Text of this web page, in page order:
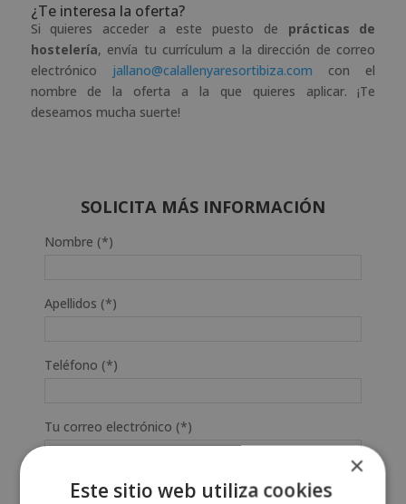
¿Te interesa la oferta?
Si quieres acceder a este puesto de prácticas de
hostelería, envía tu currículum a la dirección de correo
electrónico jallano@calallenyaresortibiza.com con el
nombre de la oferta a la que quieres aplicar. ¡Te
deseamos mucha suerte!
SOLICITA MÁS INFORMACIÓN
Nombre (*)
Apellidos (*)
Teléfono (*)
Tu correo electrónico (*)
Indícanos en qué curso estás interesado (*)
×
Este sitio web utiliza cookies